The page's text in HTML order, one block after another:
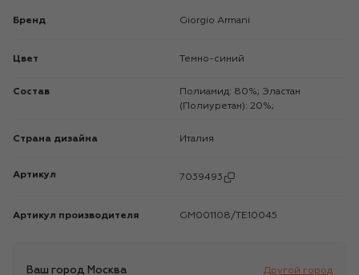
Бренд Giorgio Armani
Цвет Темно-синий
Состав
Полиамид: 80%; Эластан
(Полиуретан): 20%;
Страна дизайна Италия
Артикул 7039493
Артикул производителя GM001108/TE10045
Ваш город Москва Другой город